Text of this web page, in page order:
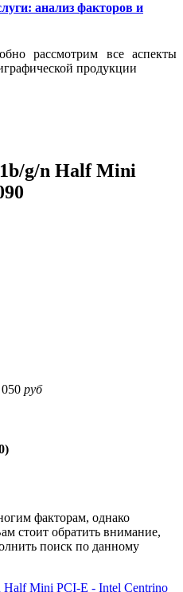
анализ факторов и
рассмотрим все аспекты
продукции
g/n Half Mini
руб
факторам, однако
стоит обратить внимание,
поиск по данному
Mini PCI-E - Intel Centrino